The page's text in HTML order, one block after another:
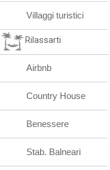
Villaggi turistici
Rilassarti
Airbnb
Country House
Benessere
Stab. Balneari